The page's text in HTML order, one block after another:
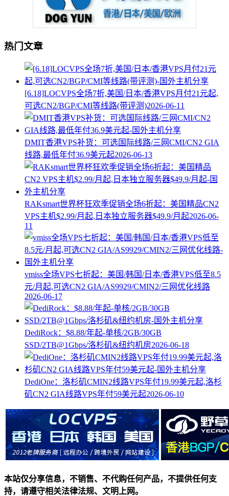
热门文章
[6.18]LOCVPS全场7折,美国/日本/香港VPS月付21元起,
可选CN2/BGP/CMI等线路(带评测)2026-06-11
DMIT香港VPS补货：可选国际线路/三网CMI/CN2 GIA
线路,最低年付36.9美元起2026-06-13
RAKsmart世界杯狂欢季促销全场6折起：美国精品CN2
VPS主机$2.99/月起,日本独立服务器$49.9/月起2026-06-
11
vmiss全场VPS七折起：美国/韩国/日本/香港VPS低至8.5
元/月起,可选CN2 GIA/AS9929/CMIN2/三网优化线路
2026-06-17
DediRock：$8.88/年起-单核/2GB/30GB
SSD/2TB@1Gbps/洛杉矶&纽约机房2026-06-18
DediOne：洛杉矶CMIN2线路VPS年付19.99美元起,洛杉
矶CN2 GIA线路VPS年付59美元起2026-06-10
本站仅分享信息，不销售、不代购任何产品，不提供任何支
持，请遵守相关法律法规、文明上网。